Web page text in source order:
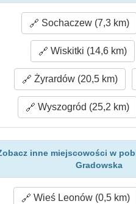
Sochaczew (7,3 km)
Wiskitki (14,6 km)
Żyrardów (20,5 km)
Wyszogród (25,2 km)
inne miejscowości w
Gradowska
Wieś Leonów (0,5 km)